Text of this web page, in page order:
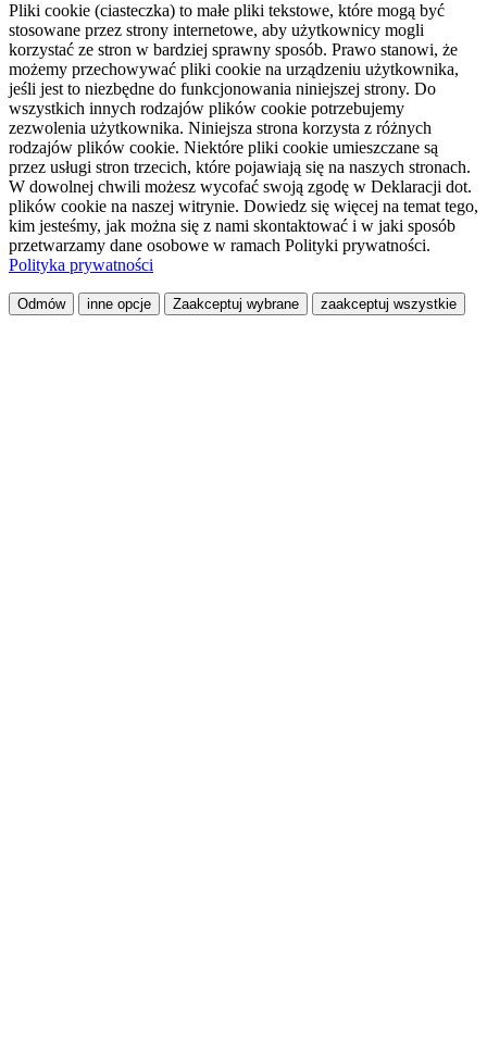
Pliki cookie (ciasteczka) to małe pliki tekstowe, które mogą być
stosowane przez strony internetowe, aby użytkownicy mogli
korzystać ze stron w bardziej sprawny sposób. Prawo stanowi, że
możemy przechowywać pliki cookie na urządzeniu użytkownika,
jeśli jest to niezbędne do funkcjonowania niniejszej strony. Do
wszystkich innych rodzajów plików cookie potrzebujemy
zezwolenia użytkownika. Niniejsza strona korzysta z różnych
rodzajów plików cookie. Niektóre pliki cookie umieszczane są
przez usługi stron trzecich, które pojawiają się na naszych stronach.
W dowolnej chwili możesz wycofać swoją zgodę w Deklaracji dot.
plików cookie na naszej witrynie. Dowiedz się więcej na temat tego,
kim jesteśmy, jak można się z nami skontaktować i w jaki sposób
przetwarzamy dane osobowe w ramach Polityki prywatności.
Polityka prywatności
Odmów inne opcje Zaakceptuj wybrane zaakceptuj wszystkie